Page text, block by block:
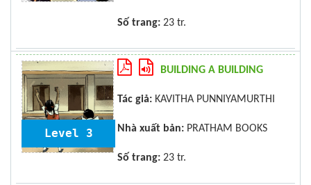
Số trang: 23 tr.
Level 3
BUILDING A BUILDING
Tác giả: KAVITHA PUNNIYAMURTHI
Nhà xuất bản: PRATHAM BOOKS
Số trang: 23 tr.